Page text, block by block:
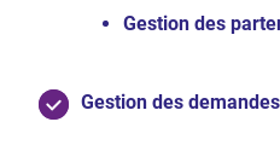
Gestion des
Gestion des